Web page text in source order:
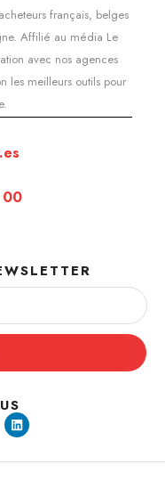
français, belges
Affilié au média Le
avec nos agences
les meilleurs outils pour
00